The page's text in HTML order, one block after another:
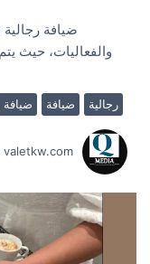
رجالية ضيافة ضيافة
ضيافة
والفعاليات، حيث
valetkw.com